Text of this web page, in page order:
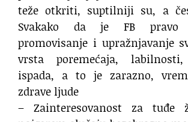
teže otkriti, suptilniji su, a
Svakako da je FB pravo
promovisanje i upražnjavanje
vrsta poremećaja,
ispada, a to je zarazno,
zdrave ljude
– Zainteresovanost za